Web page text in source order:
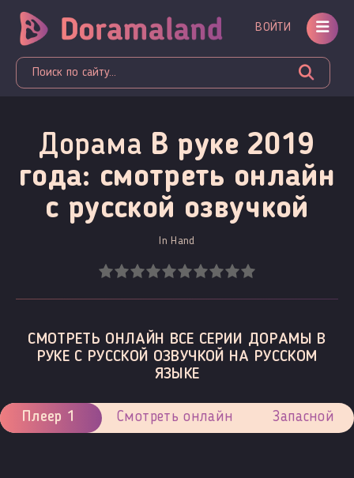
ВОЙТИ
Дорама В руке 2019
года: смотреть онлайн
c русской озвучкой
In Hand
СМОТРЕТЬ ОНЛАЙН ВСЕ СЕРИИ ДОРАМЫ В
РУКЕ С РУССКОЙ ОЗВУЧКОЙ НА РУССКОМ
ЯЗЫКЕ
Плеер 1 Смотреть онлайн Запасной